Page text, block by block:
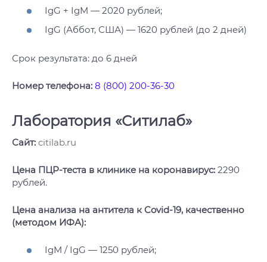
IgG + IgM — 2020 рублей;
IgG (Аббот, США) — 1620 рублей (до 2 дней)
Срок результата: до 6 дней
Номер телефона: 8 (800) 200-36-30
Лаборатория «Ситилаб»
Сайт: citilab.ru
Цена ПЦР-теста в клинике на коронавирус: 2290
рублей.
Цена анализа на антитела к Covid-19, качественно
(методом ИФА):
IgM / IgG — 1250 рублей;